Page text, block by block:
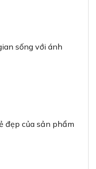
sống với ánh
đẹp của sản phẩm